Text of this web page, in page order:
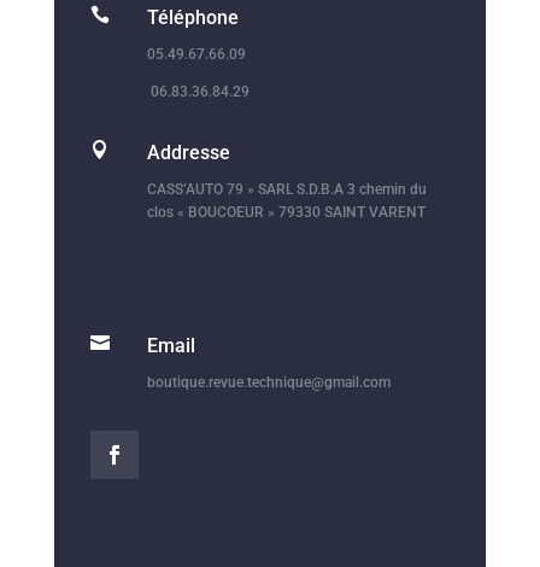
 Téléphone
05.49.67.66.09
06.83.36.84.29
 Addresse
CASS’AUTO 79 » SARL S.D.B.A 3 chemin du
clos « BOUCOEUR » 79330 SAINT VARENT
 Email
boutique.revue.technique@gmail.com